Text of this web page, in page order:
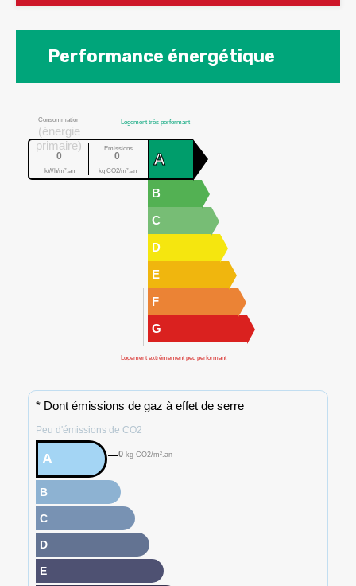
Performance énergétique
Logement très performant
Consommation
(énergie
primaire)
Emissions
0
kWh/m².an
0
kg CO2/m².an
A
B
C
D
E
F
G
Logement extrêmement peu performant
* Dont émissions de gaz à effet de serre
Peu d'émissions de CO2
A 0kg CO2/m².an
B
C
D
E